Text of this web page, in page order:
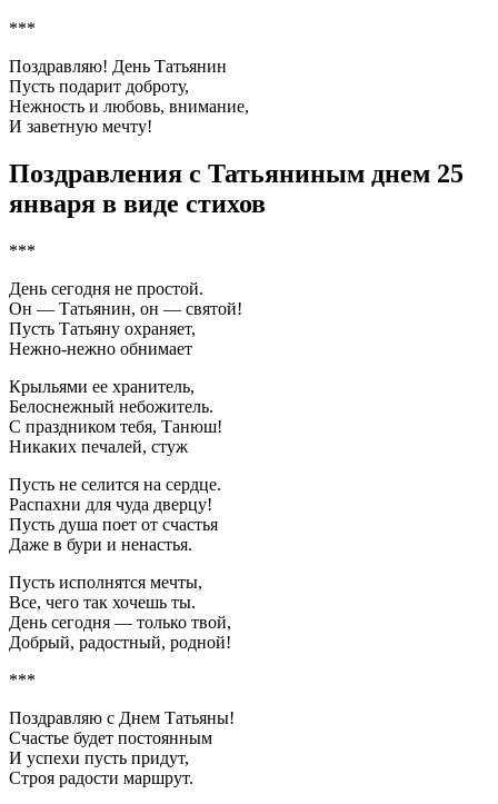
***
Поздравляю! День Татьянин
Пусть подарит доброту,
Нежность и любовь, внимание,
И заветную мечту!
Поздравления с Татьяниным днем 25
января в виде стихов
***
День сегодня не простой.
Он — Татьянин, он — святой!
Пусть Татьяну охраняет,
Нежно-нежно обнимает
Крыльями ее хранитель,
Белоснежный небожитель.
С праздником тебя, Танюш!
Никаких печалей, стуж
Пусть не селится на сердце.
Распахни для чуда дверцу!
Пусть душа поет от счастья
Даже в бури и ненастья.
Пусть исполнятся мечты,
Все, чего так хочешь ты.
День сегодня — только твой,
Добрый, радостный, родной!
***
Поздравляю с Днем Татьяны!
Счастье будет постоянным
И успехи пусть придут,
Строя радости маршрут.